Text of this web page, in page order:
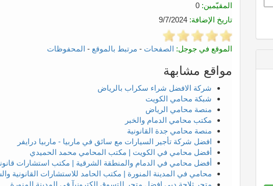
المقيّمين:
تاريخ الإضافة:
الموقع في جوجل: الصفحات - مرتبط بالموقع - المحفوظات
مواقع مشابهة
شركة الافضل شراء سكراب بالرياض
شبكة محامي الكويت
منصة محامي الرياض
مكتب محامي الدمام والخبر
منصة محامي جدة القانونية
افضل شركة تأجير السيارات مع سائق في ماربيا - ماربيا درايفر
أفضل محامي في الكويت | مكتب المحامي محمد الحميدي
أفضل محامي في الدمام والمنطقة الشرقية | مكتب استشارات
محامي في المدينة المنورة | مكتب الحامد للاستشارات القانونية
متجر ثلاجة دبي افضل متجر للتسوق الكترونيآ في المدينة المنورة